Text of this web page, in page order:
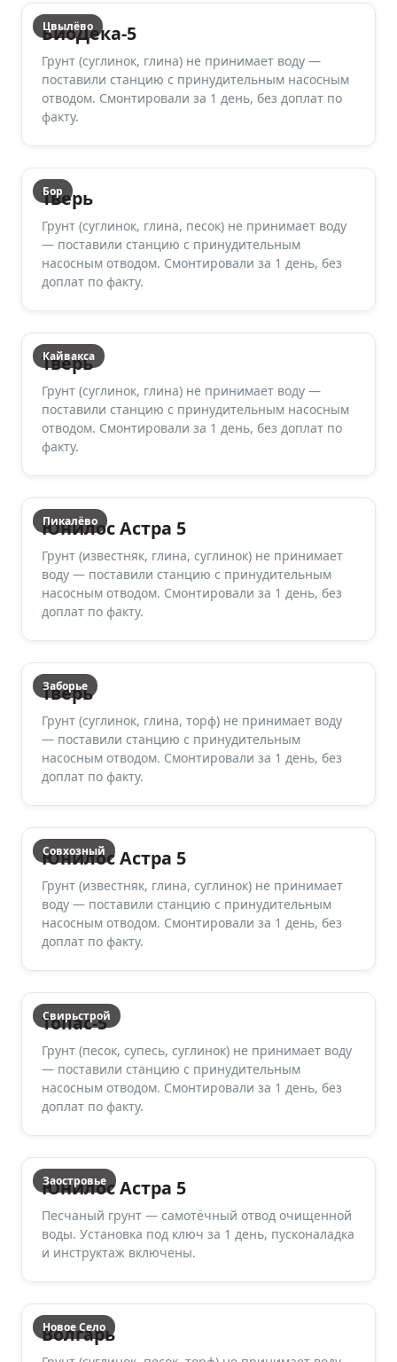
Цвылёво
БиоДека-5
Грунт (суглинок, глина) не принимает воду —
поставили станцию с принудительным насосным
отводом. Смонтировали за 1 день, без доплат по
факту.
Бор
Тверь
Грунт (суглинок, глина, песок) не принимает воду
— поставили станцию с принудительным
насосным отводом. Смонтировали за 1 день, без
доплат по факту.
Кайвакса
Тверь
Грунт (суглинок, глина) не принимает воду —
поставили станцию с принудительным насосным
отводом. Смонтировали за 1 день, без доплат по
факту.
Пикалёво
Юнилос Астра 5
Грунт (известняк, глина, суглинок) не принимает
воду — поставили станцию с принудительным
насосным отводом. Смонтировали за 1 день, без
доплат по факту.
Заборье
Тверь
Грунт (суглинок, глина, торф) не принимает воду
— поставили станцию с принудительным
насосным отводом. Смонтировали за 1 день, без
доплат по факту.
Совхозный
Юнилос Астра 5
Грунт (известняк, глина, суглинок) не принимает
воду — поставили станцию с принудительным
насосным отводом. Смонтировали за 1 день, без
доплат по факту.
Свирьстрой
Топас-5
Грунт (песок, супесь, суглинок) не принимает воду
— поставили станцию с принудительным
насосным отводом. Смонтировали за 1 день, без
доплат по факту.
Заостровье
Юнилос Астра 5
Песчаный грунт — самотёчный отвод очищенной
воды. Установка под ключ за 1 день, пусконаладка
и инструктаж включены.
Новое Село
Волгарь